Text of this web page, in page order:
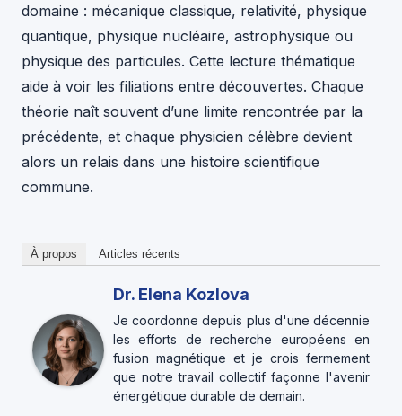
domaine : mécanique classique, relativité, physique
quantique, physique nucléaire, astrophysique ou
physique des particules. Cette lecture thématique
aide à voir les filiations entre découvertes. Chaque
théorie naît souvent d’une limite rencontrée par la
précédente, et chaque physicien célèbre devient
alors un relais dans une histoire scientifique
commune.
À propos Articles récents
Dr. Elena Kozlova
Je coordonne depuis plus d'une décennie
les efforts de recherche européens en
fusion magnétique et je crois fermement
que notre travail collectif façonne l'avenir
énergétique durable de demain.